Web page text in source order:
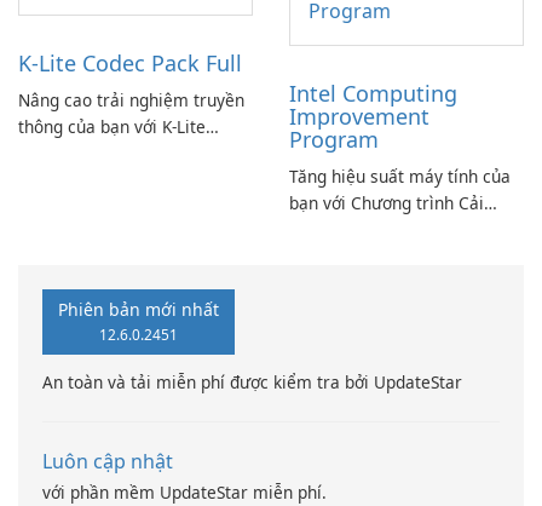
K-Lite Codec Pack Full
Nâng cao trải nghiệm truyền
thông của bạn với K-Lite
Intel Computing
Improvement
Program
Tăng hiệu suất máy tính của
bạn với Chương trình Cải
Phiên bản mới nhất
12.6.0.2451
An toàn và tải miễn phí được kiểm tra bởi UpdateStar
Luôn cập nhật
với phần mềm UpdateStar miễn phí.